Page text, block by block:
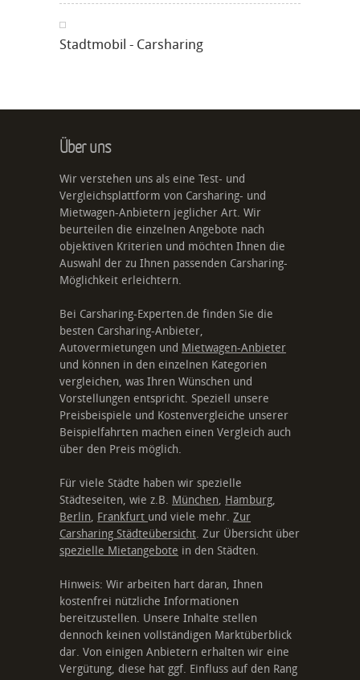
Stadtmobil - Carsharing
Über uns
Wir verstehen uns als eine Test- und
Vergleichsplattform von Carsharing- und
Mietwagen-Anbietern jeglicher Art. Wir
beurteilen die einzelnen Angebote nach
objektiven Kriterien und möchten Ihnen die
Auswahl der zu Ihnen passenden Carsharing-
Möglichkeit erleichtern.
Bei Carsharing-Experten.de finden Sie die
besten Carsharing-Anbieter,
Autovermietungen und Mietwagen-Anbieter
und können in den einzelnen Kategorien
vergleichen, was Ihren Wünschen und
Vorstellungen entspricht. Speziell unsere
Preisbeispiele und Kostenvergleiche unserer
Beispielfahrten machen einen Vergleich auch
über den Preis möglich.
Für viele Städte haben wir spezielle
Städteseiten, wie z.B. München, Hamburg,
Berlin, Frankfurt und viele mehr. Zur
Carsharing Städteübersicht. Zur Übersicht über
spezielle Mietangebote in den Städten.
Hinweis: Wir arbeiten hart daran, Ihnen
kostenfrei nützliche Informationen
bereitzustellen. Unsere Inhalte stellen
dennoch keinen vollständigen Marktüberblick
dar. Von einigen Anbietern erhalten wir eine
Vergütung, diese hat ggf. Einfluss auf den Rang